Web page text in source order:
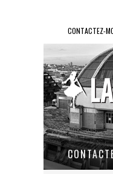
CONTACTEZ-